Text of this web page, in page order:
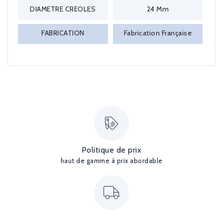
DIAMETRE CREOLES 24 Mm
FABRICATION Fabrication Française
Politique de prix
haut de gamme à prix abordable